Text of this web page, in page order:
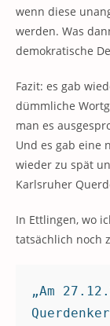
wenn diese
werden. Was
demokratische
Fazit: es gab
dümmliche
man es
Und es gab eine
wieder zu spät
Karlsruher
In Ettlingen, wo
tatsächlich noch
„Am